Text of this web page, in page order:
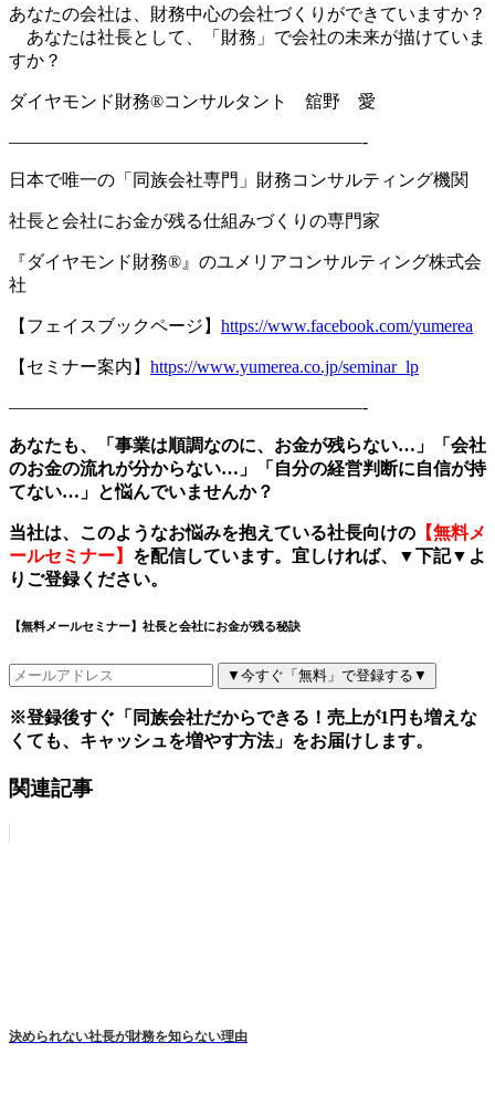
あなたの会社は、財務中心の会社づくりができていますか？
あなたは社長として、「財務」で会社の未来が描けていま
すか？
ダイヤモンド財務®コンサルタント 舘野 愛
————————————————————-
日本で唯一の「同族会社専門」財務コンサルティング機関
社長と会社にお金が残る仕組みづくりの専門家
『ダイヤモンド財務® 』のユメリアコンサルティング株式会
社
【フェイスブックページ】 https://www.facebook.com/yumerea
【セミナー案内】 https://www.yumerea.co.jp/seminar_lp
————————————————————-
あなたも、「事業は順調なのに、お金が残らない… 」「会社
のお金の流れが分からない… 」「自分の経営判断に自信が持
てない… 」と悩んでいませんか？
当社は、このようなお悩みを抱えている社長向けの 【無料メ
ールセミナー】 を配信しています。宜しければ、 ▼下記▼ よ
りご登録ください。
【無料メールセミナー】社長と会社にお金が残る秘訣
▼今すぐ「無料」で登録する▼
※登録後すぐ「同族会社だからできる！売上が1円も増えな
くても、キャッシュを増やす方法」をお届けします。
関連記事
決められない社長が財務を知らない理由